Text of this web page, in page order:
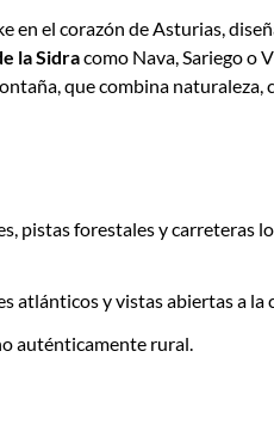
en el corazón de Asturias,
la Sidracomo Nava, Sariego o
que combina naturaleza,
pistas forestales y carreteras
atlánticos y vistas abiertas a la
auténticamente rural.